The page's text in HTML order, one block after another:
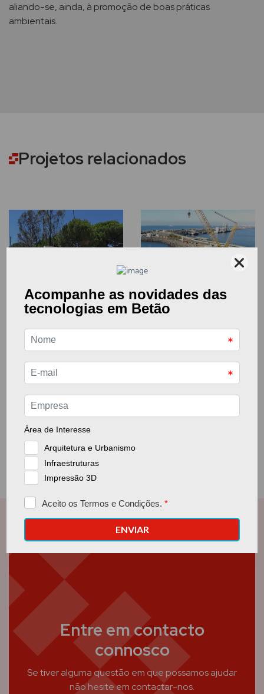
aliando-se, ainda, à promoção de boas práticas
ambientais.
Projetos relacionados
Passagem Hidraúlica em
Pascoal, Grândola
ver
Entre em contacto
connosco
Se tiver alguma questão em que possamos ajudar
não hesite em contactar-nos.